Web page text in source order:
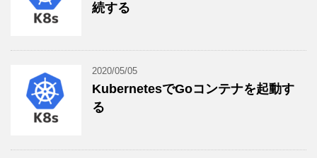
続する
2020/05/05
KubernetesでGoコンテナを起動す
る